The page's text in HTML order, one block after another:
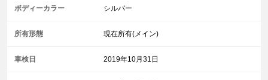
ボディーカラー シルバー
所有形態 現在所有(メイン)
車検日 2019年10月31日